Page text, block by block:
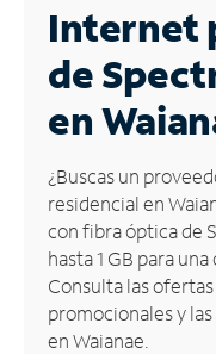
Business
Contáctanos
Inglés
Administrar
cuenta
Encuentra
una
tienda
Internet
de
en
¿Buscas un
residencial en
con fibra óptica de
hasta 1 GB para
Consulta las
promocionales y
en Waianae.